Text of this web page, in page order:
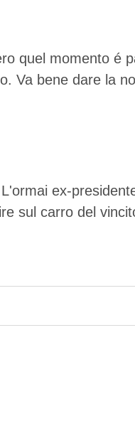
quel momento é
Va bene dare la
ex-
sul carro del